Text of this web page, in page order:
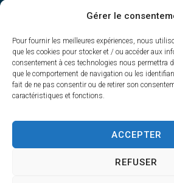
Gérer le
Pour fournir les meilleures expériences, nous
que les cookies pour stocker et / ou accéder aux
consentement à ces technologies nous permettra
que le comportement de navigation ou les
fait de ne pas consentir ou de retirer son
caractéristiques et fonctions.
ACCEPTER
REFUSER
MAIRIE
1 Rue Constant
79600 Airvault
05 49 64 70 13
Contacter la mairie
Du lundi au
de 8h30 à 12h30 et de